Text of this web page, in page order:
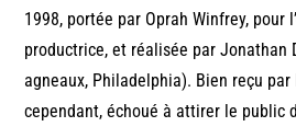
1998, portée par Oprah Winfrey, pour
productrice, et réalisée par Jonathan
agneaux, Philadelphia). Bien reçu
cependant, échoué à attirer le public